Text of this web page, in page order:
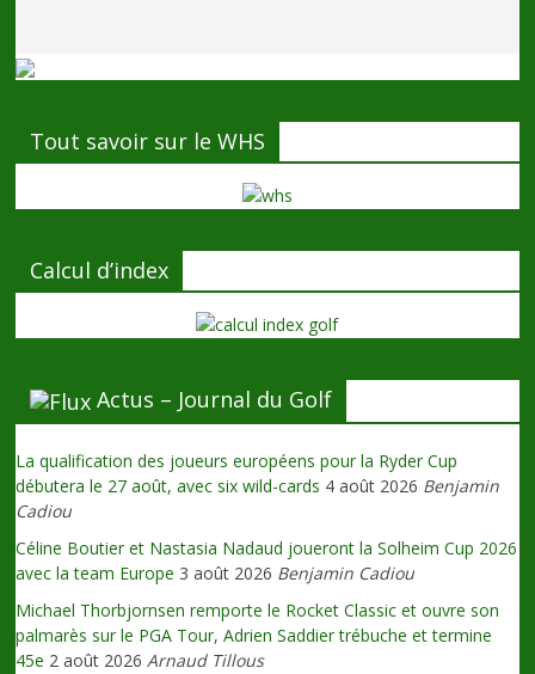
Tout savoir sur le WHS
Calcul d’index
Actus – Journal du Golf
La qualification des joueurs européens pour la Ryder Cup
débutera le 27 août, avec six wild-cards 4 août 2026 Benjamin
Cadiou
Céline Boutier et Nastasia Nadaud joueront la Solheim Cup 2026
avec la team Europe 3 août 2026 Benjamin Cadiou
Michael Thorbjornsen remporte le Rocket Classic et ouvre son
palmarès sur le PGA Tour, Adrien Saddier trébuche et termine
45e 2 août 2026 Arnaud Tillous